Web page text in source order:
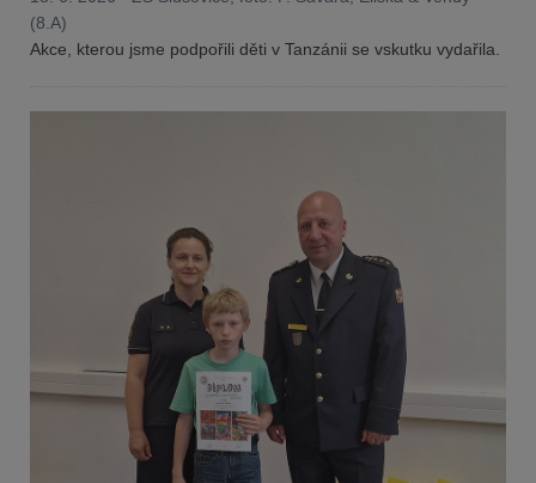
(8.A)
Akce, kterou jsme podpořili děti v Tanzánii se vskutku vydařila.